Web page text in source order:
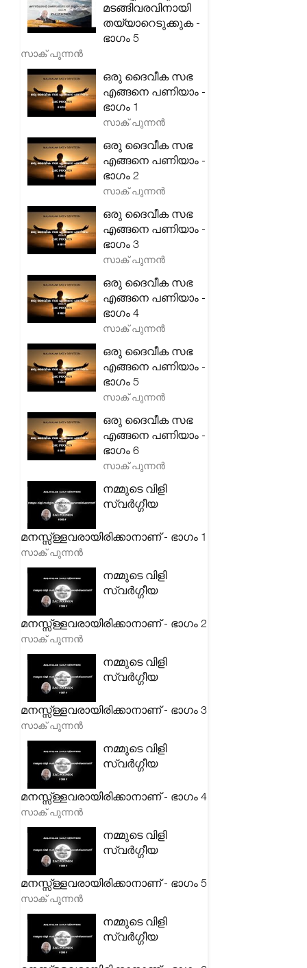
മടങ്ങിവരവിനായി
തയ്യാറെടുക്കുക -
ഭാഗം 5
സാക് പുന്നൻ
ഒരു ദൈവീക സഭ
എങ്ങനെ പണിയാം -
ഭാഗം 1
സാക് പുന്നൻ
ഒരു ദൈവീക സഭ
എങ്ങനെ പണിയാം -
ഭാഗം 2
സാക് പുന്നൻ
ഒരു ദൈവീക സഭ
എങ്ങനെ പണിയാം -
ഭാഗം 3
സാക് പുന്നൻ
ഒരു ദൈവീക സഭ
എങ്ങനെ പണിയാം -
ഭാഗം 4
സാക് പുന്നൻ
ഒരു ദൈവീക സഭ
എങ്ങനെ പണിയാം -
ഭാഗം 5
സാക് പുന്നൻ
ഒരു ദൈവീക സഭ
എങ്ങനെ പണിയാം -
ഭാഗം 6
സാക് പുന്നൻ
നമ്മുടെ വിളി
സ്വർഗ്ഗീയ
മനസ്സ്ള്ളവരായിരിക്കാനാണ് - ഭാഗം 1
സാക് പുന്നൻ
നമ്മുടെ വിളി
സ്വർഗ്ഗീയ
മനസ്സ്ള്ളവരായിരിക്കാനാണ് - ഭാഗം 2
സാക് പുന്നൻ
നമ്മുടെ വിളി
സ്വർഗ്ഗീയ
മനസ്സ്ള്ളവരായിരിക്കാനാണ് - ഭാഗം 3
സാക് പുന്നൻ
നമ്മുടെ വിളി
സ്വർഗ്ഗീയ
മനസ്സ്ള്ളവരായിരിക്കാനാണ് - ഭാഗം 4
സാക് പുന്നൻ
നമ്മുടെ വിളി
സ്വർഗ്ഗീയ
മനസ്സ്ള്ളവരായിരിക്കാനാണ് - ഭാഗം 5
സാക് പുന്നൻ
നമ്മുടെ വിളി
സ്വർഗ്ഗീയ